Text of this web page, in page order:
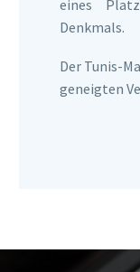
eines
Denkmals.
Der Tunis-
geneigten